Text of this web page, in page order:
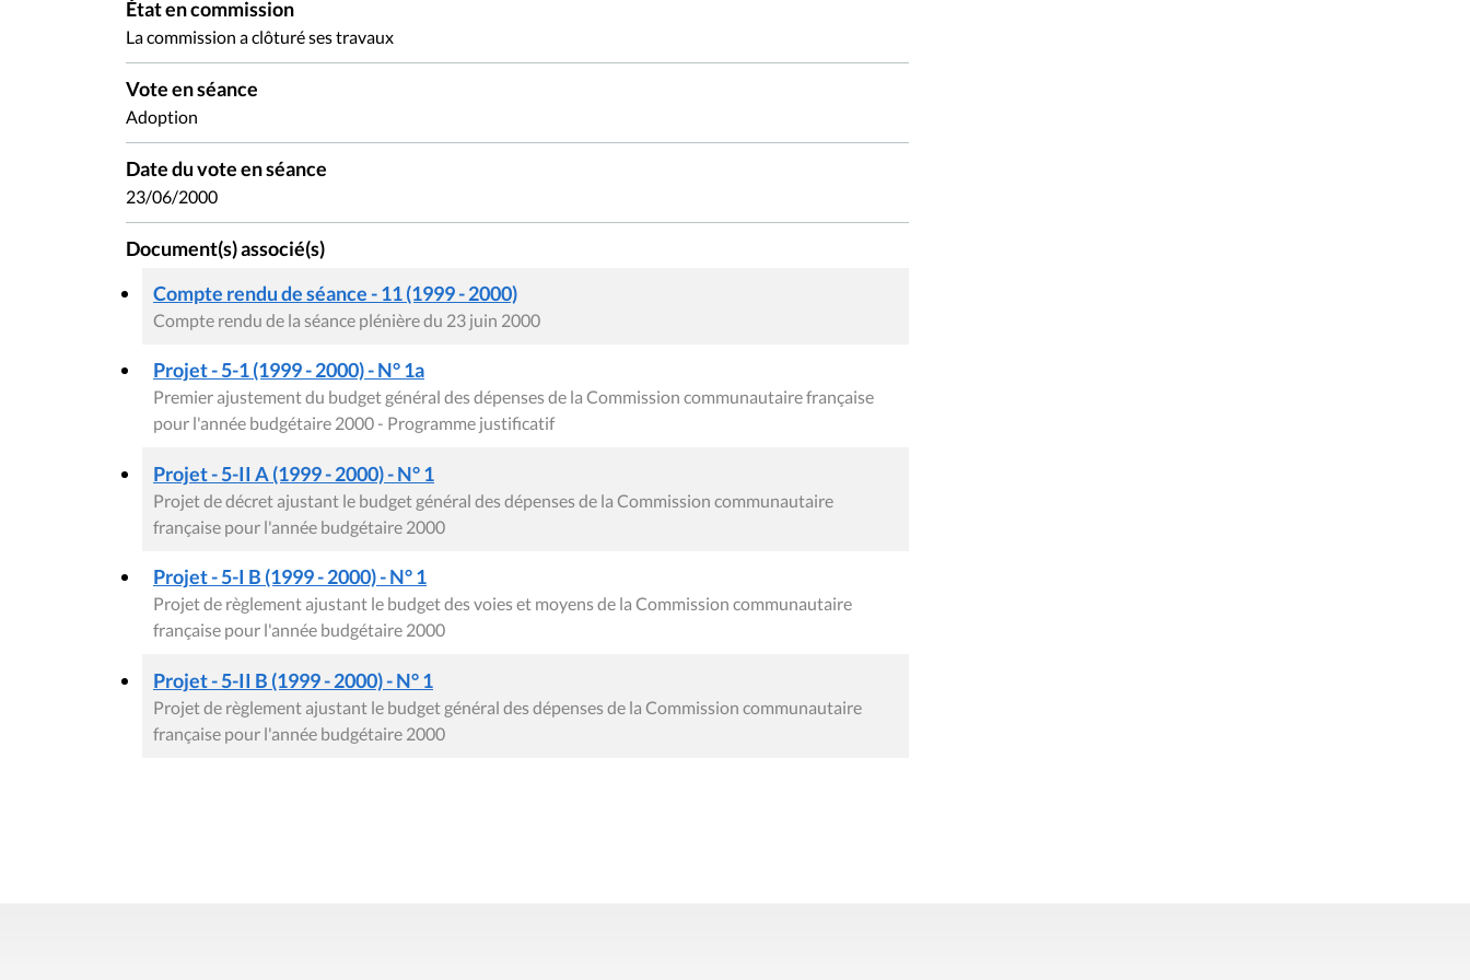
État en commission
La commission a clôturé ses travaux
Vote en séance
Adoption
Date du vote en séance
23/06/2000
Document(s) associé(s)
Compte rendu de séance - 11 (1999 - 2000)
Compte rendu de la séance plénière du 23 juin 2000
Projet - 5-1 (1999 - 2000) - N° 1a
Premier ajustement du budget général des dépenses de la Commission communautaire française
pour l'année budgétaire 2000 - Programme justificatif
Projet - 5-II A (1999 - 2000) - N° 1
Projet de décret ajustant le budget général des dépenses de la Commission communautaire
française pour l'année budgétaire 2000
Projet - 5-I B (1999 - 2000) - N° 1
Projet de règlement ajustant le budget des voies et moyens de la Commission communautaire
française pour l'année budgétaire 2000
Projet - 5-II B (1999 - 2000) - N° 1
Projet de règlement ajustant le budget général des dépenses de la Commission communautaire
française pour l'année budgétaire 2000